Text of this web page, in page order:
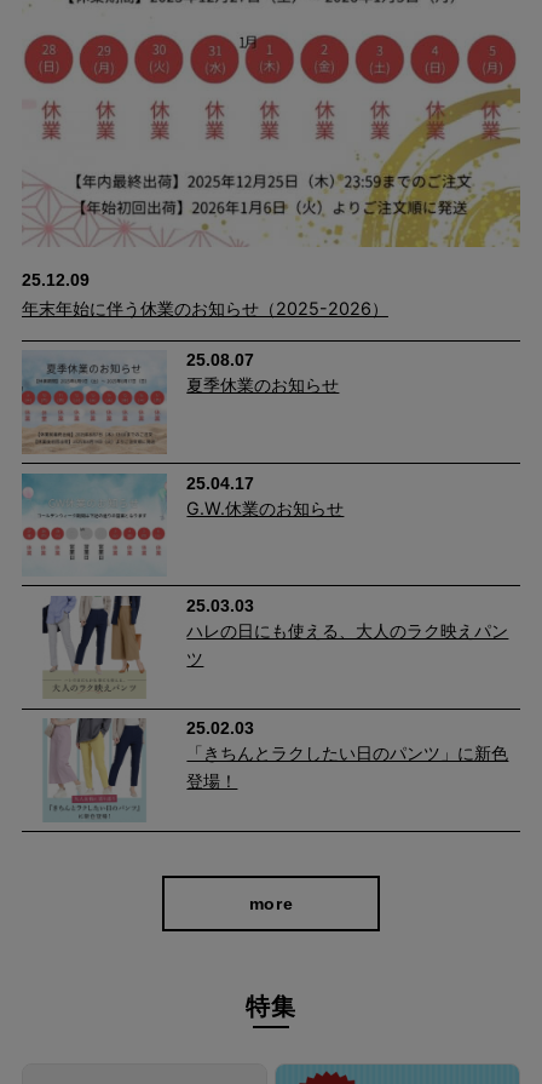
ヒップを立体的にみせる美尻効果
独自のパターン設計で、ヒップ部分など女性らしい曲線をよりき
れいに見せてくれるよう設計。
後ろポケット部分にダーツを入れることによってキレイな丸みの
あるヒップにみせることができ、美尻効果を期待できます。 ま
25.12.09
年末年始に伴う休業のお知らせ（2025-2026）
25.08.07
夏季休業のお知らせ
25.04.17
G.W.休業のお知らせ
25.03.03
ハレの日にも使える、大人のラク映えパン
ツ
25.02.03
「きちんとラクしたい日のパンツ」に新色
登場！
more
特集